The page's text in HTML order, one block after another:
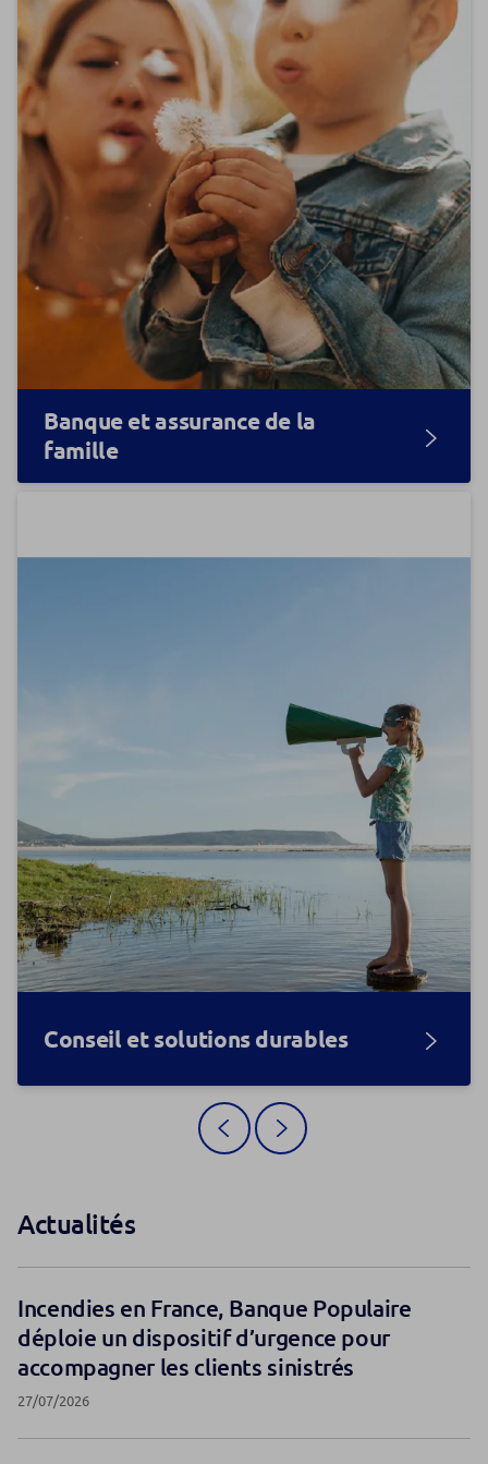
Banque et assurance de la
famille
Conseil et solutions durables
Actualités
Incendies en France, Banque Populaire
déploie un dispositif d’urgence pour
accompagner les clients sinistrés
27/07/2026